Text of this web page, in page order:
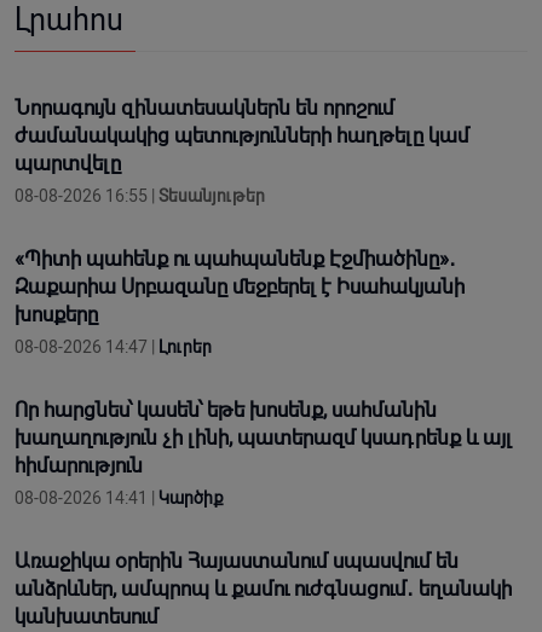
Լրահոս
Նորագույն զինատեսակներն են որոշում
ժամանակակից պետությունների հաղթելը կամ
պարտվելը
08-08-2026 16:55 | Տեսանյութեր
«Պիտի պահենք ու պահպանենք Էջմիածինը»․
Զաքարիա Սրբազանը մեջբերել է Իսահակյանի
խոսքերը
08-08-2026 14:47 | Լուրեր
Որ հարցնես՝ կասեն՝ եթե խոսենք, սահմանին
խաղաղություն չի լինի, պատերազմ կuադրենք և այլ
հիմարnւթյուն
08-08-2026 14:41 | Կարծիք
Առաջիկա օրերին Հայաստանում սպասվում են
անձրևներ, ամպրոպ և քամու ուժգնացում․ եղանակի
կանխատեսում